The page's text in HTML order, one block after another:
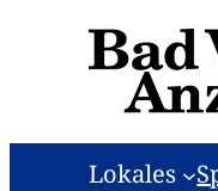
Lokales